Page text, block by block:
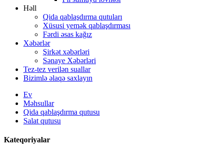
Həll
Qida qablaşdırma qutuları
Xüsusi yemək qablaşdırması
Fərdi əsas kağız
Xəbərlər
Şirkət xəbərləri
Sənaye Xəbərləri
Tez-tez verilən suallar
Bizimlə əlaqə saxlayın
Ev
Məhsullar
Qida qablaşdırma qutusu
Salat qutusu
Kateqoriyalar